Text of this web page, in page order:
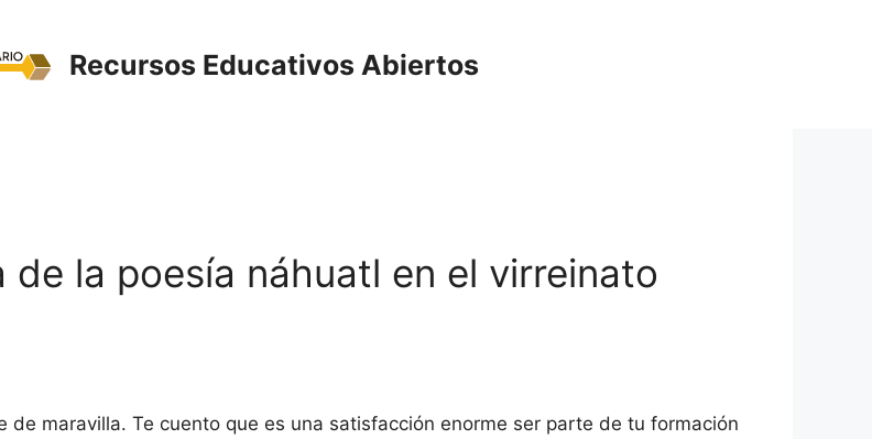
Recursos Educativos Abiertos
la poesía náhuatl en el virreinato
de maravilla. Te cuento que es una satisfacción enorme ser parte de tu formación